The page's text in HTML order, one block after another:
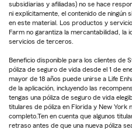
subsidiarias y afiliadas) no se hace
ni explícitamente, el contenido de ningún
en este material. Los productos y
Farm no garantiza la mercantabilidad, la
servicios de terceros.
Beneficio disponible para los clientes de
póliza de seguro de vida desde el 1 de
mayor de 18 años puede unirse a Life
de la aplicación, incluyendo las
tengas una póliza de seguro de vida
titulares de póliza en Florida y New York
completo.Ten en cuenta que algunos
retraso antes de que una nueva póliza